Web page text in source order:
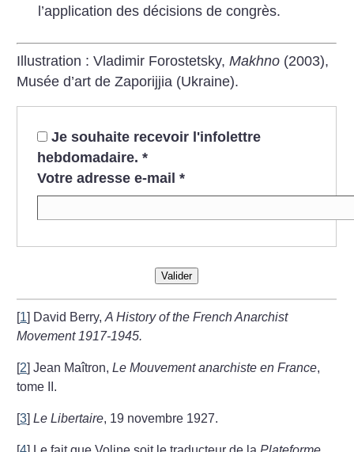
l’application des décisions de congrès.
Illustration : Vladimir Forostetsky,Makhno (2003),
Musée d’art de Zaporijjia (Ukraine).
Je souhaite recevoir l'infolettre
hebdomadaire. *
Votre adresse e-mail *
Valider
[1] David Berry,A History of the French Anarchist
Movement 1917-1945.
[2]Jean Maîtron,Le Mouvement anarchiste en France,
tome II.
[3]Le Libertaire, 19 novembre 1927.